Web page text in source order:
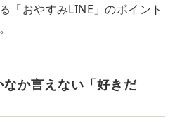
「おやすみLINE」のポイント
なか言えない「好きだ